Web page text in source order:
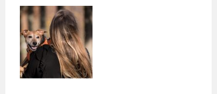
Zwischen Edelsteinen, Räucherduft und einem Hauch